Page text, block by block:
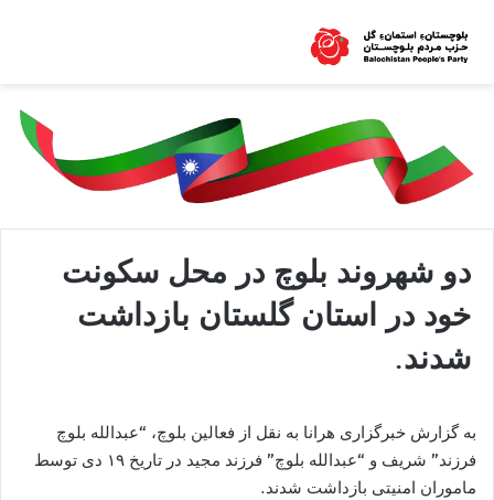
دو شهروند بلوچ در محل سکونت
خود در استان گلستان بازداشت
شدند.
به گزارش خبرگزاری هرانا به نقل از فعالین بلوچ، “عبدالله بلوچ
فرزند” شریف و “عبدالله بلوچ” فرزند مجید در تاریخ ۱۹ دی توسط
ماموران امنیتی بازداشت شدند.